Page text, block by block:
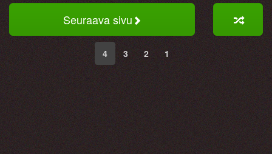
Seuraava sivu
4 3 2 1